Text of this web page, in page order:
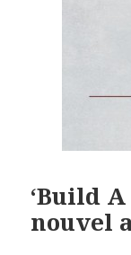
‘Build A
nouvel